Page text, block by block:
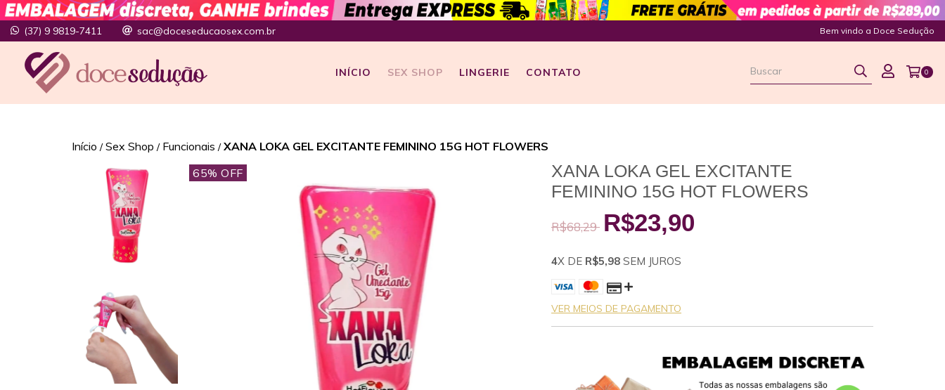
(37) 9 9819-7411 sac@doceseducaosex.com.br Bem vindo a Doce Sedução
INÍCIO SEX SHOP LINGERIE CONTATO 0
Início / Sex Shop / Funcionais / XANA LOKA GEL EXCITANTE FEMININO 15G HOT FLOWERS
65% OFF
XANA LOKA GEL EXCITANTE
FEMININO 15G HOT FLOWERS
R$68,29 R$23,90
4X DE R$5,98 SEM JUROS
VER MEIOS DE PAGAMENTO